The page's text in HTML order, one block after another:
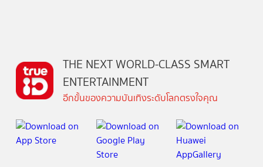
THE NEXT WORLD-CLASS SMART
ENTERTAINMENT
อีกขั้นของความบันเทิงระดับโลกตรงใจคุณ